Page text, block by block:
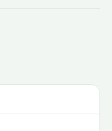
исторических